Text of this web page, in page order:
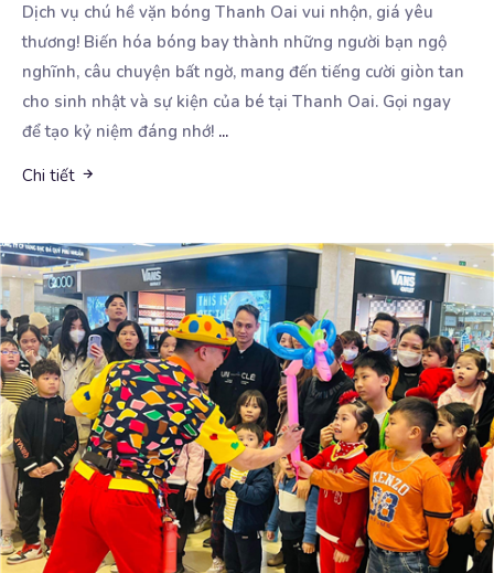
Dịch vụ chú hề vặn bóng Thanh Oai vui nhộn, giá yêu
thương! Biến hóa bóng bay thành những người bạn ngộ
nghĩnh, câu chuyện bất ngờ, mang đến tiếng cười giòn tan
cho sinh nhật và sự kiện của bé tại Thanh Oai. Gọi ngay
để tạo kỷ niệm đáng nhớ! ...
Chi tiết